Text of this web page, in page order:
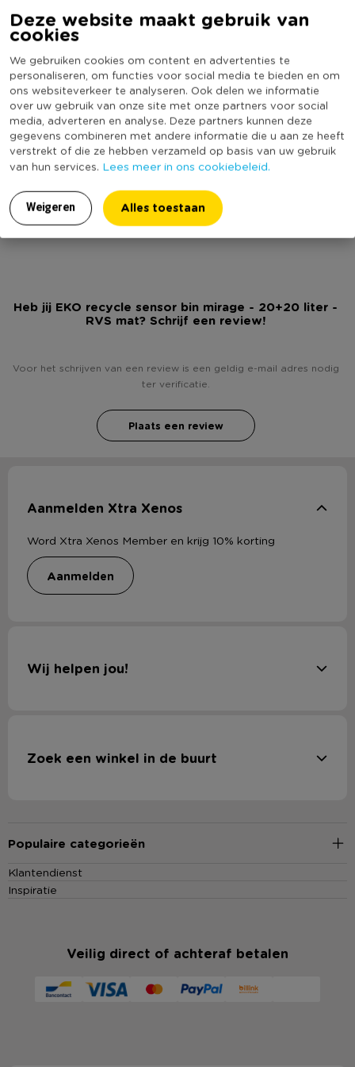
Deze website maakt gebruik van
cookies
We gebruiken cookies om content en advertenties te
personaliseren, om functies voor social media te bieden en om
ons websiteverkeer te analyseren. Ook delen we informatie
over uw gebruik van onze site met onze partners voor social
media, adverteren en analyse. Deze partners kunnen deze
gegevens combineren met andere informatie die u aan ze heeft
verstrekt of die ze hebben verzameld op basis van uw gebruik
van hun services. Lees meer in ons cookiebeleid.
Weigeren Alles toestaan
Kleur
Zilverkleurig
Inhoud in liter
Productlengte (cm)
27
Merk
EKO
Uitneembare binnenemmer
Ja
Deksel
Ja
Vingerafdruk vrij
Ja
Duurzaamheidsscore
(Nog) geen score
bekend
Heb jij EKO recycle sensor bin mirage - 20+20 liter -
RVS mat? Schrijf een review!
Voor het schrijven van een review is een geldig e-mail adres nodig
ter verificatie.
Plaats een review
Aanmelden Xtra Xenos
Word Xtra Xenos Member en krijg 10% korting
aanmelden
Wij helpen jou!
Zoek een winkel in de buurt
Populaire categorieën
Klantendienst
Inspiratie
Veilig direct of achteraf betalen